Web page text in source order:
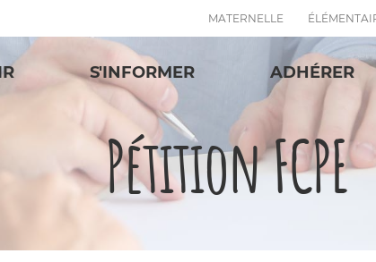
MATERNELLE
S'INFORMER ADHÉRER
Pétition FCPE